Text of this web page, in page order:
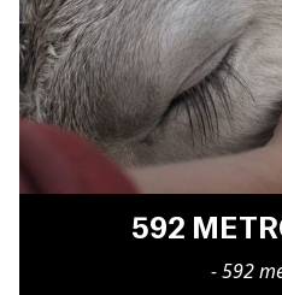
592
- 592